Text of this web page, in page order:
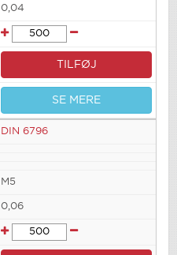
0,04
TILFØJ
SE MERE
DIN 6796
M5
0,06